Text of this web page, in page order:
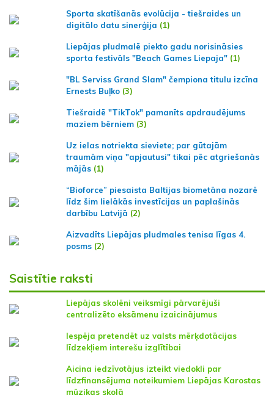
Sporta skatīšanās evolūcija - tiešraides un
digitālo datu sinerģija (1)
Liepājas pludmalē piekto gadu norisināsies
sporta festivāls "Beach Games Liepaja" (1)
"BL Serviss Grand Slam" čempiona titulu izcīna
Ernests Buļko (3)
Tiešraidē "TikTok" pamanīts apdraudējums
maziem bērniem (3)
Uz ielas notriekta sieviete; par gūtajām
traumām viņa "apjautusi" tikai pēc atgriešanās
mājās (1)
“Bioforce” piesaista Baltijas biometāna nozarē
līdz šim lielākās investīcijas un paplašinās
darbību Latvijā (2)
Aizvadīts Liepājas pludmales tenisa līgas 4.
posms (2)
Saistītie raksti
Liepājas skolēni veiksmīgi pārvarējuši
centralizēto eksāmenu izaicinājumus
Iespēja pretendēt uz valsts mērķdotācijas
līdzekļiem interešu izglītībai
Aicina iedzīvotājus izteikt viedokli par
līdzfinansējuma noteikumiem Liepājas Karostas
mūzikas skolā